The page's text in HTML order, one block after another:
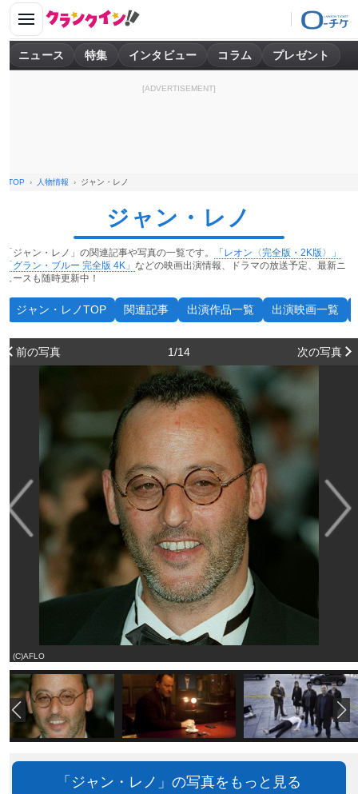
ニュース 特集 インタビュー コラム プレゼント
[ADVERTISEMENT]
TOP 人物情報 ジャン・レノ
ジャン・レノ
「ジャン・レノ」の関連記事や写真の一覧です。
「レオン〈完全版・2K版〉」
「グラン・ブルー 完全版 4K」 などの映画出演情報、ドラマの放送予定、最新ニ
ュースも随時更新中！
ジャン・レノTOP 関連記事 出演作品一覧 出演映画一覧
前の写真 1/14 次の写真
(C)AFLO
「ジャン・レノ」の写真をもっと見る